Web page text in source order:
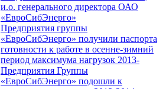
и.о. генерального директора ОАО
«ЕвроСибЭнерго»
Предприятия группы
«ЕвроСибЭнерго» получили паспорта
готовности к работе в осенне-зимний
период максимума нагрузок 2013-
Предприятия Группы
«ЕвроСибЭнерго» подошли к